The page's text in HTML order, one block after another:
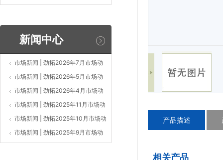
新闻中心
市场新闻 | 劲拓2026年7月市场动
态
市场新闻 | 劲拓2026年5月市场动
态
市场新闻 | 劲拓2026年4月市场动
态
市场新闻 | 劲拓2025年11月市场动
态
市场新闻 | 劲拓2025年10月市场动
态
市场新闻 | 劲拓2025年9月市场动
产品描述
相关产品